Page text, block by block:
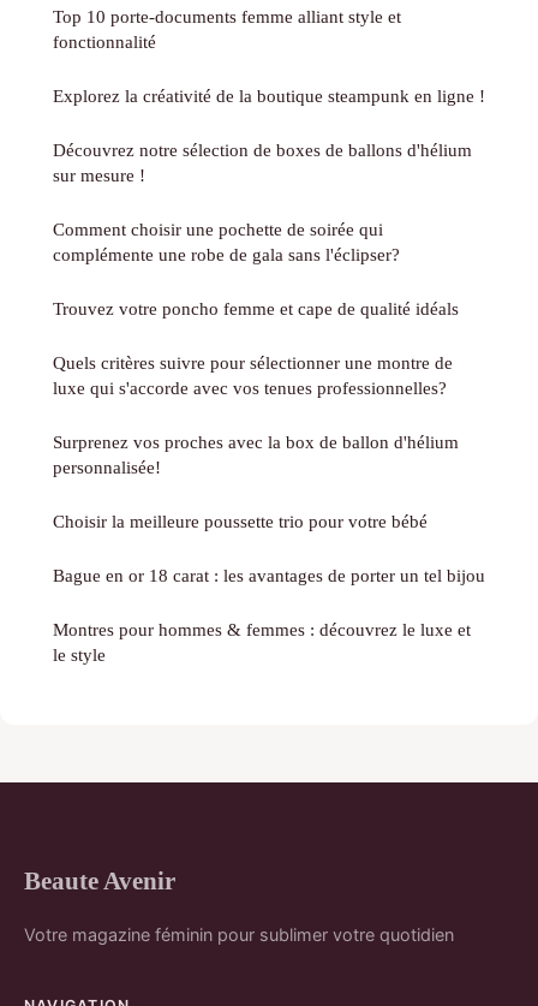
Top 10 porte-documents femme alliant style et
fonctionnalité
Explorez la créativité de la boutique steampunk en ligne !
Découvrez notre sélection de boxes de ballons d'hélium
sur mesure !
Comment choisir une pochette de soirée qui
complémente une robe de gala sans l'éclipser?
Trouvez votre poncho femme et cape de qualité idéals
Quels critères suivre pour sélectionner une montre de
luxe qui s'accorde avec vos tenues professionnelles?
Surprenez vos proches avec la box de ballon d'hélium
personnalisée!
Choisir la meilleure poussette trio pour votre bébé
Bague en or 18 carat : les avantages de porter un tel bijou
Montres pour hommes & femmes : découvrez le luxe et
le style
Beaute Avenir
Votre magazine féminin pour sublimer votre quotidien